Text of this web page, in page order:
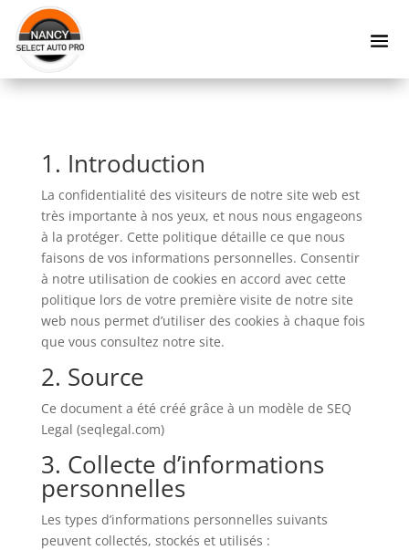
1. Introduction
La confidentialité des visiteurs de notre site web est
très importante à nos yeux, et nous nous engageons
à la protéger. Cette politique détaille ce que nous
faisons de vos informations personnelles. Consentir
à notre utilisation de cookies en accord avec cette
politique lors de votre première visite de notre site
web nous permet d’utiliser des cookies à chaque fois
que vous consultez notre site.
2. Source
Ce document a été créé grâce à un modèle de SEQ
Legal (seqlegal.com)
3. Collecte d’informations
personnelles
Les types d’informations personnelles suivants
peuvent collectés, stockés et utilisés :